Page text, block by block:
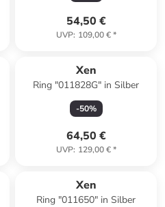
54,50 €
UVP: 109,00 €*
Xen
Ring "011828G" in Silber
-50%
64,50 €
UVP: 129,00 €*
Xen
Ring "011650" in Silber